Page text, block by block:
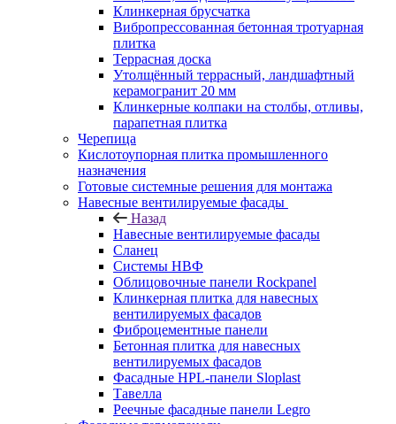
Клинкерная брусчатка
Вибропрессованная бетонная тротуарная
плитка
Террасная доска
Утолщённый террасный, ландшафтный
керамогранит 20 мм
Клинкерные колпаки на столбы, отливы,
парапетная плитка
Черепица
Кислотоупорная плитка промышленного
назначения
Готовые системные решения для монтажа
Навесные вентилируемые фасады
Назад
Навесные вентилируемые фасады
Сланец
Системы НВФ
Облицовочные панели Rockpanel
Клинкерная плитка для навесных
вентилируемых фасадов
Фиброцементные панели
Бетонная плитка для навесных
вентилируемых фасадов
Фасадные HPL-панели Sloplast
Тавелла
Реечные фасадные панели Legro